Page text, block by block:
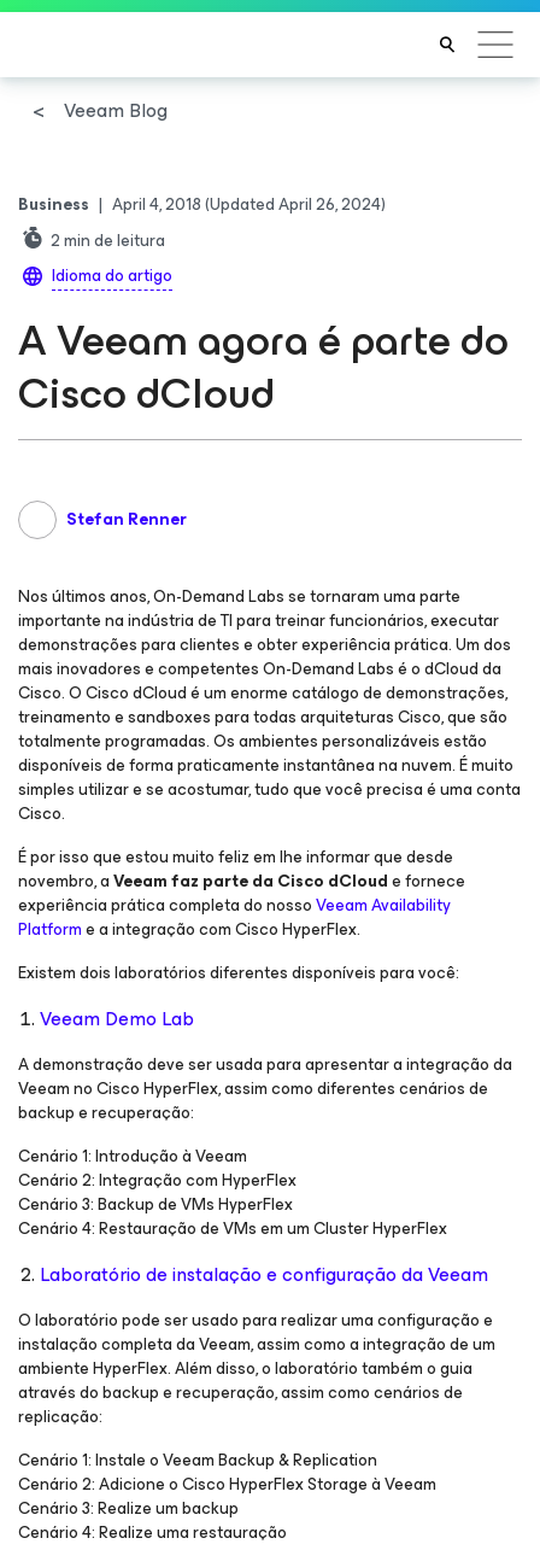
Veeam Blog
Business | April 4, 2018(Updated April 26, 2024)
2min de leitura
Idioma do artigo
A Veeam agora é parte do
Cisco dCloud
Stefan Renner
Nos últimos anos, On-Demand Labs se tornaram uma parte
importante na indústria de TI para treinar funcionários, executar
demonstrações para clientes e obter experiência prática. Um dos
mais inovadores e competentes On-Demand Labs é o dCloud da
Cisco. O Cisco dCloud é um enorme catálogo de demonstrações,
treinamento e sandboxes para todas arquiteturas Cisco, que são
totalmente programadas. Os ambientes personalizáveis estão
disponíveis de forma praticamente instantânea na nuvem. É muito
simples utilizar e se acostumar, tudo que você precisa é uma conta
Cisco.
É por isso que estou muito feliz em lhe informar que desde
novembro, aVeeam faz parte da Cisco dCloude fornece
experiência prática completa do nossoVeeam Availability
Platforme a integração com Cisco HyperFlex.
Existem dois laboratórios diferentes disponíveis para você:
Veeam Demo Lab
A demonstração deve ser usada para apresentar a integração da
Veeam no Cisco HyperFlex, assim como diferentes cenários de
backup e recuperação:
Cenário 1: Introdução à Veeam
Cenário 2: Integração com HyperFlex
Cenário 3: Backup de VMs HyperFlex
Cenário 4: Restauração de VMs em um Cluster HyperFlex
Laboratório de instalação e configuração da Veeam
O laboratório pode ser usado para realizar uma configuração e
instalação completa da Veeam, assim como a integração de um
ambiente HyperFlex. Além disso, o laboratório também o guia
através do backup e recuperação, assim como cenários de
replicação:
Cenário 1: Instale o Veeam Backup & Replication
Cenário 2: Adicione o Cisco HyperFlex Storage à Veeam
Cenário 3: Realize um backup
Cenário 4: Realize uma restauração